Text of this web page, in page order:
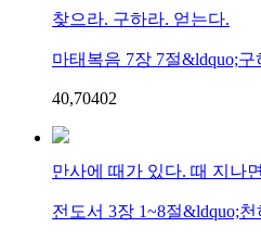
찾으라. 구하라. 얻는다.
마태복음 7장 7절&ldquo;
40,70402
만사에 때가 있다. 때 지나
전도서 3장 1~8절&ldquo;